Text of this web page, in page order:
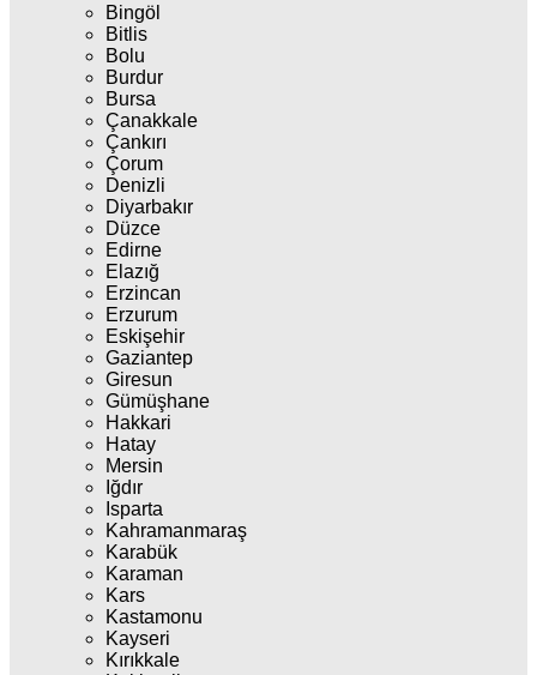
Bingöl
Bitlis
Bolu
Burdur
Bursa
Çanakkale
Çankırı
Çorum
Denizli
Diyarbakır
Düzce
Edirne
Elazığ
Erzincan
Erzurum
Eskişehir
Gaziantep
Giresun
Gümüşhane
Hakkari
Hatay
Mersin
Iğdır
Isparta
Kahramanmaraş
Karabük
Karaman
Kars
Kastamonu
Kayseri
Kırıkkale